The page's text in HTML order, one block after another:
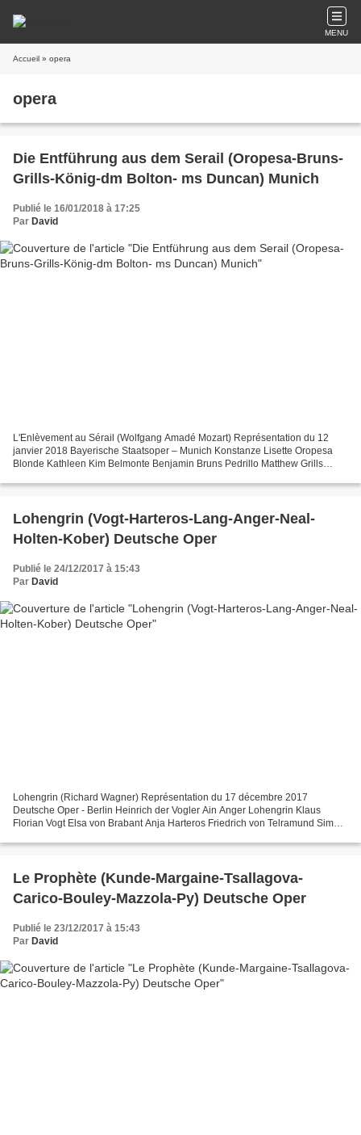
MENU
Accueil » opera
opera
Die Entführung aus dem Serail (Oropesa-Bruns-
Grills-König-dm Bolton- ms Duncan) Munich
Publié le 16/01/2018 à 17:25
Par David
L'Enlèvement au Sérail (Wolfgang Amadé Mozart) Représentation du 12
janvier 2018 Bayerische Staatsoper – Munich Konstanze Lisette Oropesa
Blonde Kathleen Kim Belmonte Benjamin Bruns Pedrillo Matthew Grills
Lohengrin (Vogt-Harteros-Lang-Anger-Neal-
Holten-Kober) Deutsche Oper
Publié le 24/12/2017 à 15:43
Par David
Lohengrin (Richard Wagner) Représentation du 17 décembre 2017
Deutsche Oper - Berlin Heinrich der Vogler Ain Anger Lohengrin Klaus
Florian Vogt Elsa von Brabant Anja Harteros Friedrich von Telramund Simon
Le Prophète (Kunde-Margaine-Tsallagova-
Carico-Bouley-Mazzola-Py) Deutsche Oper
Publié le 23/12/2017 à 15:43
Par David